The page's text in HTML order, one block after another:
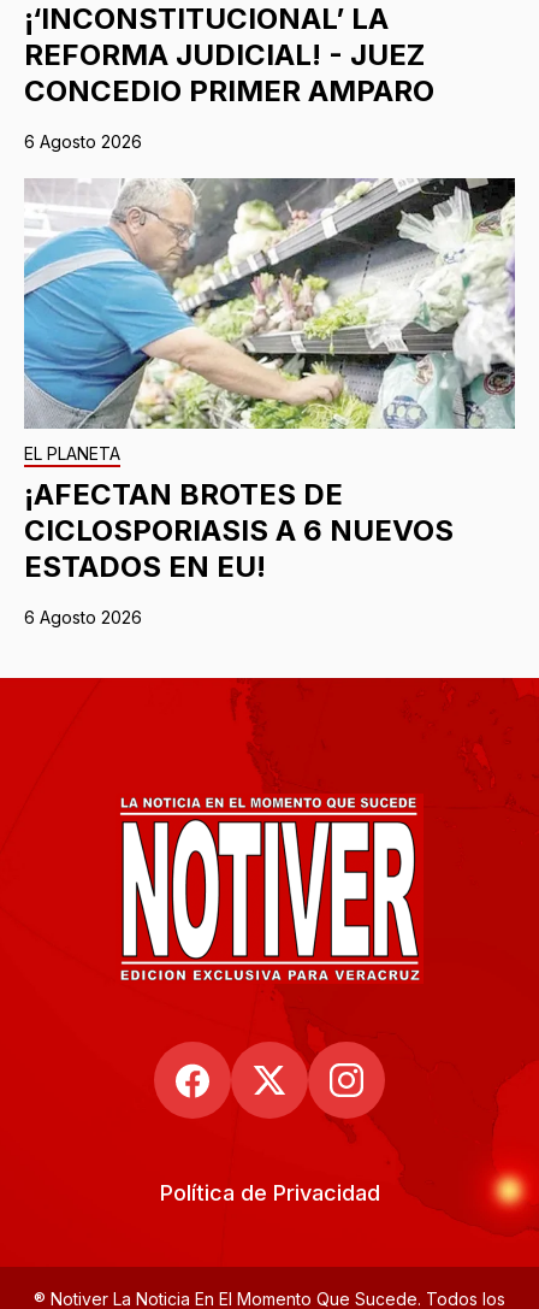
¡‘INCONSTITUCIONAL’ LA
REFORMA JUDICIAL! - JUEZ
CONCEDIO PRIMER AMPARO
6 Agosto 2026
EL PLANETA
¡AFECTAN BROTES DE
CICLOSPORIASIS A 6 NUEVOS
ESTADOS EN EU!
6 Agosto 2026
Política de Privacidad
® Notiver La Noticia En El Momento Que Sucede. Todos los